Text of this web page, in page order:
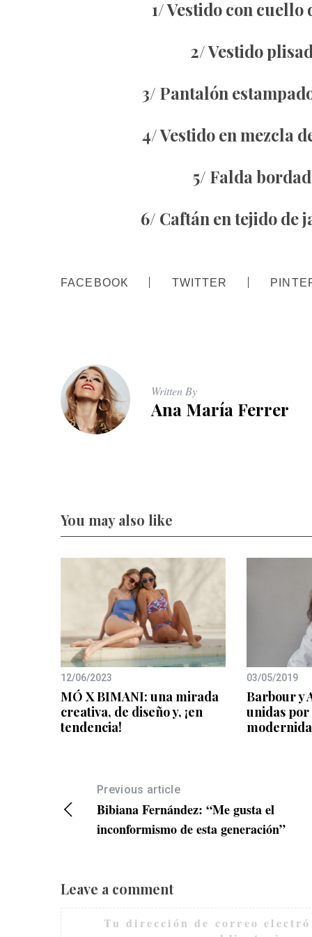
1/ Vestido con cuello
2/ Vestido
3/ Pantalón
4/ Vestido en mezcla
5/ Falda
6/ Caftán en tejido de
FACEBOOK TWITTER
Written By
Ana María Ferrer
You may also like
12/06/2023
MÓ X BIMANI: una mirada
creativa, de diseño y, ¡en
tendencia!
03/05/2019
Barbour y
unidas
Previous article
Bibiana Fernández: “Me gusta el
inconformismo de esta generación”
Leave a comment
Tu dirección de correo